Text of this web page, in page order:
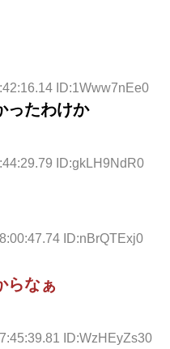
ID:1Www7nEe0
ったわけか
ID:gkLH9NdR0
ID:nBrQTExj0
らなぁ
ID:WzHEyZs30